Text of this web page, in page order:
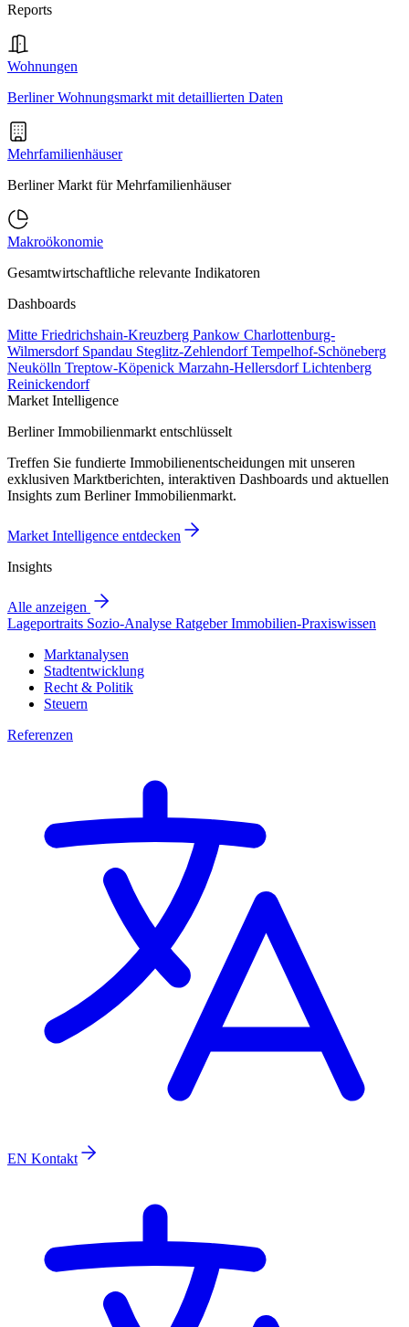
Reports
Wohnungen
Berliner Wohnungsmarkt mit detaillierten Daten
Mehrfamilienhäuser
Berliner Markt für Mehrfamilienhäuser
Makroökonomie
Gesamtwirtschaftliche relevante Indikatoren
Dashboards
Mitte Friedrichshain-Kreuzberg Pankow Charlottenburg-
Wilmersdorf Spandau Steglitz-ZehlendorfTempelhof-Schöneberg
Neukölln Treptow-Köpenick Marzahn-HellersdorfLichtenberg
Reinickendorf
Market Intelligence
Berliner Immobilienmarkt entschlüsselt
Treffen Sie fundierte Immobilienentscheidungen mit unseren
exklusiven Marktberichten, interaktiven Dashboards und aktuellen
Insights zum Berliner Immobilienmarkt.
Market Intelligence entdecken
Insights
Alle anzeigen
Lageportraits Sozio-Analyse RatgeberImmobilien-Praxiswissen
Marktanalysen
Stadtentwicklung
Recht & Politik
Steuern
Referenzen
EN Kontakt